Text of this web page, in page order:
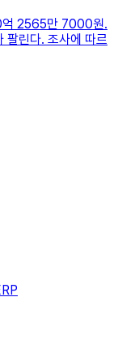
억 2565만 7000원.
린다. 조사에 따르